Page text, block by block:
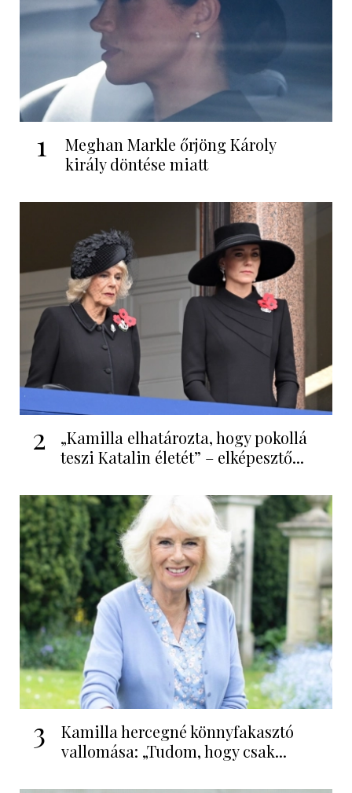
1
Meghan Markle őrjöng Károly
király döntése miatt
2
„Kamilla elhatározta, hogy pokollá
teszi Katalin életét” – elképesztő...
3
Kamilla hercegné könnyfakasztó
vallomása: „Tudom, hogy csak...